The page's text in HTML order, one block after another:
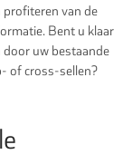
profiteren van de
Bent u klaar
uw bestaande
of cross-sellen?